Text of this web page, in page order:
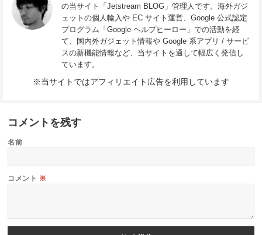
の当サイト「Jetstream BLOG」管理人です。海外ガジ
ェットの個人輸入や EC サイト運営、Google 公式認定
プログラム「Google ヘルプヒーロー」での活動を経
て、国内外ガジェット情報や Google 系アプリ / サービ
スの新機能情報など、当サイトを通して幅広く発信し
ています。
※当サイトではアフィリエイト広告を利用しています
コメントを残す
名前
コメント ※